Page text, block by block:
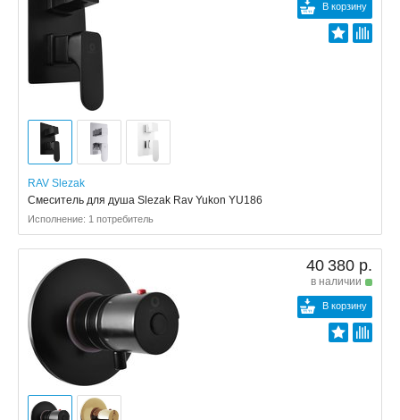
В корзину
RAV Slezak
Смеситель для душа Slezak Rav Yukon YU186
Исполнение: 1 потребитель
40 380 р.
в наличии
В корзину